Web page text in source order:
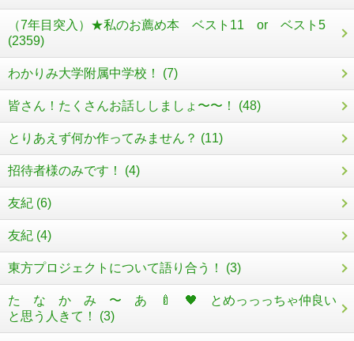
（7年目突入）★私のお薦め本 ベスト11 or ベスト5
(2359)
わかりみ大学附属中学校！ (7)
皆さん！たくさんお話ししましょ〜〜！ (48)
とりあえず何か作ってみません？ (11)
招待者様のみです！ (4)
友紀 (6)
友紀 (4)
東方プロジェクトについて語り合う！ (3)
た な か み 〜 あ 🍼 🖤 とめっっっちゃ仲良い
と思う人きて！ (3)